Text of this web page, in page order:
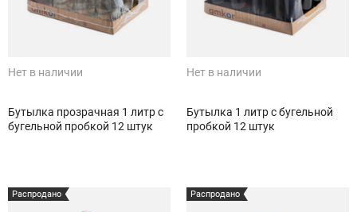
Нет в наличии
Бутылка прозрачная 1 литр с
бугельной пробкой 12 штук
Нет в наличии
Бутылка 1 литр с бугельной
пробкой 12 штук
Распродано Распродано